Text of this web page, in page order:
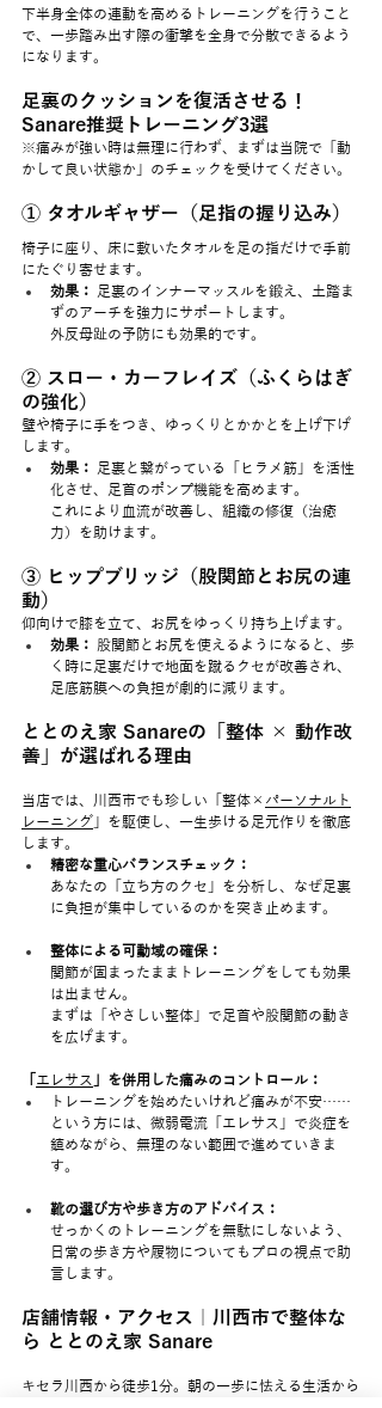
下半身全体の連動を高めるトレーニングを行うこと
で、一歩踏み出す際の衝撃を全身で分散できるよう
になります。
足裏のクッションを復活させる！
Sanare推奨トレーニング3選
※痛みが強い時は無理に行わず、まずは当院で「動
かして良い状態か」のチェックを受けてください。
① タオルギャザー（足指の握り込み）
椅子に座り、床に敷いたタオルを足の指だけで手前
にたぐり寄せます。
効果： 足裏のインナーマッスルを鍛え、土踏ま
ずのアーチを強力にサポートします。
外反母趾の予防にも効果的です。
② スロー・カーフレイズ（ふくらはぎ
の強化）
壁や椅子に手をつき、ゆっくりとかかとを上げ下げ
します。
効果： 足裏と繋がっている「ヒラメ筋」を活性
化させ、足首のポンプ機能を高めます。
これにより血流が改善し、組織の修復（治癒
力）を助けます。
③ ヒップブリッジ（股関節とお尻の連
動）
仰向けで膝を立て、お尻をゆっくり持ち上げます。
効果： 股関節とお尻を使えるようになると、歩
く時に足裏だけで地面を蹴るクセが改善され、
足底筋膜への負担が劇的に減ります。
ととのえ家 Sanareの「整体 × 動作改
善」が選ばれる理由
当店では、川西市でも珍しい「整体× パーソナルト
レーニング 」を駆使し、一生歩ける足元作りを徹底
します。
精密な重心バランスチェック：
あなたの「立ち方のクセ」を分析し、なぜ足裏
に負担が集中しているのかを突き止めます。
整体による可動域の確保：
関節が固まったままトレーニングをしても効果
は出ません。
まずは「やさしい整体」で足首や股関節の動き
を広げます。
エレサス」を併用した痛みのコントロール：
トレーニングを始めたいけれど痛みが不安……
という方には、微弱電流「エレサス」で炎症を
鎮めながら、無理のない範囲で進めていきま
す。
靴の選び方や歩き方のアドバイス：
せっかくのトレーニングを無駄にしないよう、
日常の歩き方や履物についてもプロの視点で助
言します。
店舗情報・アクセス｜川西市で整体な
ら ととのえ家 Sanare
キセラ川西から徒歩1分。朝の一歩に怯える生活から